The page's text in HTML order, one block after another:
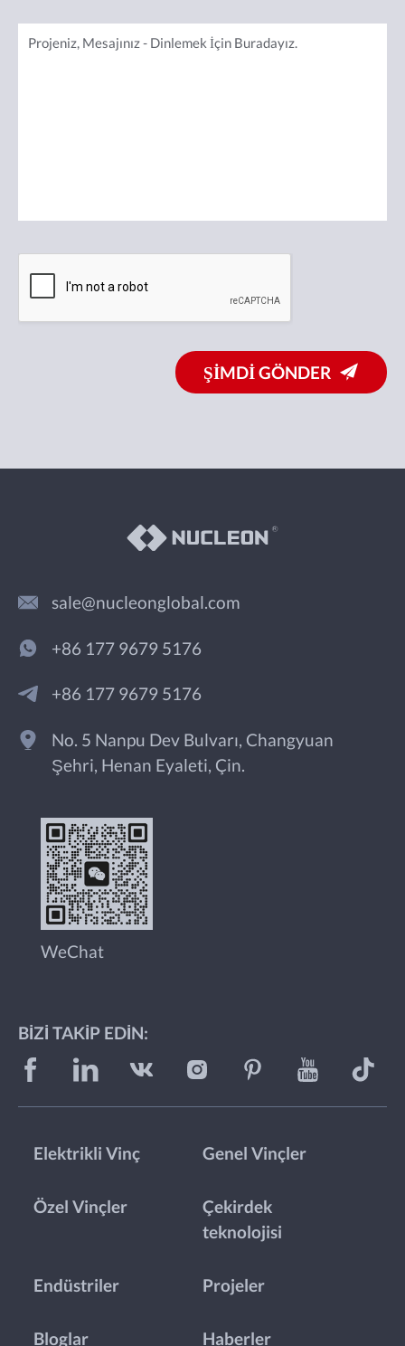
ŞİMDİ GÖNDER
sale@nucleonglobal.com
+86 177 9679 5176
+86 177 9679 5176
No. 5 Nanpu Dev Bulvarı, Changyuan
Şehri, Henan Eyaleti, Çin.
WeChat
BIZI TAKIP EDIN:
Elektrikli Vinç Genel Vinçler
Özel Vinçler
Çekirdek
teknolojisi
Endüstriler Projeler
Bloglar Haberler